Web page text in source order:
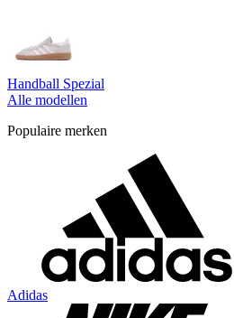
Handball Spezial
Alle modellen
Populaire merken
Adidas